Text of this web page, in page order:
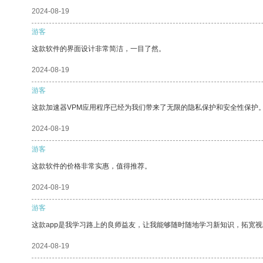
2024-08-19
游客
这款软件的界面设计非常简洁，一目了然。
2024-08-19
游客
这款加速器VPM应用程序已经为我们带来了无限的隐私保护和安全性保护
2024-08-19
游客
这款软件的价格非常实惠，值得推荐。
2024-08-19
游客
这款app是我学习路上的良师益友，让我能够随时随地学习新知识，拓宽
2024-08-19